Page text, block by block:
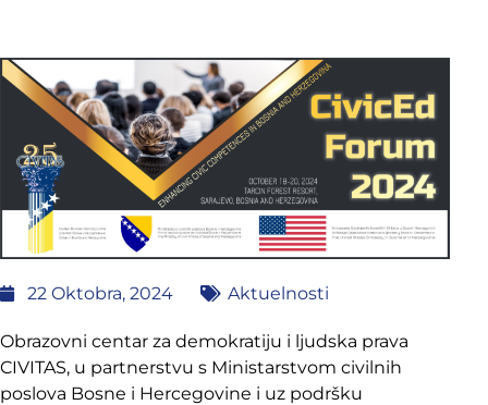
22 Oktobra, 2024 Aktuelnosti
Obrazovni centar za demokratiju i ljudska prava
CIVITAS, u partnerstvu s Ministarstvom civilnih
poslova Bosne i Hercegovine i uz podršku